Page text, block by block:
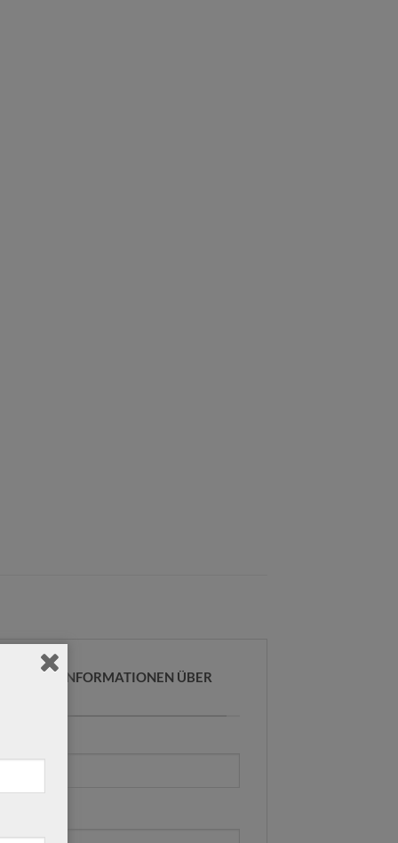
INFORMATIONEN ÜBER